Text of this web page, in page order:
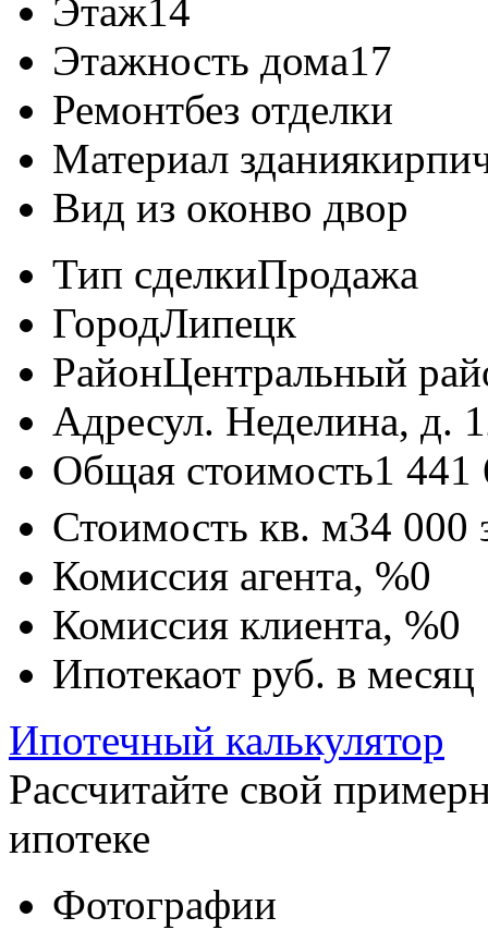
Этаж14
Этажность дома17
Ремонтбез отделки
Материал здания
Вид из оконво двор
Тип сделкиПродажа
ГородЛипецк
РайонЦентральный
Адресул. Неделина, д.
Общая стоимость1 441
Стоимость кв. м34 000
Комиссия агента, %0
Комиссия клиента, %0
Ипотекаот руб. в месяц
Ипотечный калькулятор
Рассчитайте свой
ипотеке
Фотографии